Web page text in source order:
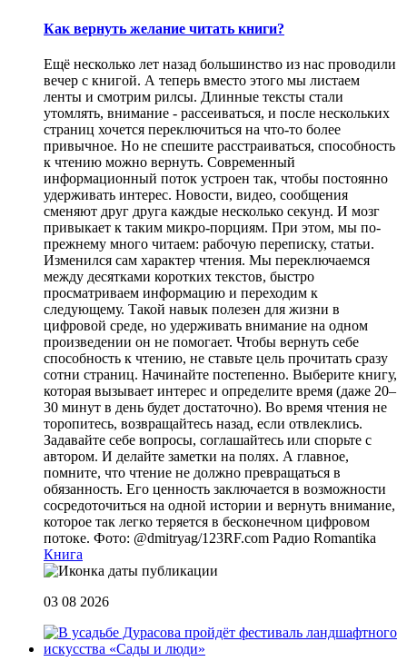
Как вернуть желание читать книги?
Eщё несколько лет назад большинство из нас проводили
вечер с книгой. А теперь вместо этого мы листаем
ленты и смотрим рилсы. Длинные тексты стали
утомлять, внимание - рассеиваться, и после нескольких
страниц хочется переключиться на что-то более
привычное. Но не спешите расстраиваться, способность
к чтению можно вернуть. Современный
информационный поток устроен так, чтобы постоянно
удерживать интерес. Новости, видео, сообщения
сменяют друг друга каждые несколько секунд. И мозг
привыкает к таким микро-порциям. При этом, мы по-
прежнему много читаем: рабочую переписку, статьи.
Изменился сам характер чтения. Мы переключаемся
между десятками коротких текстов, быстро
просматриваем информацию и переходим к
следующему. Такой навык полезен для жизни в
цифровой среде, но удерживать внимание на одном
произведении он не помогает. Чтобы вернуть себе
способность к чтению, не ставьте цель прочитать сразу
сотни страниц. Начинайте постепенно. Выберите книгу,
которая вызывает интерес и определите время (даже 20–
30 минут в день будет достаточно). Во время чтения не
торопитесь, возвращайтесь назад, если отвлеклись.
Задавайте себе вопросы, соглашайтесь или спорьте с
автором. И делайте заметки на полях. А главное,
помните, что чтение не должно превращаться в
обязанность. Его ценность заключается в возможности
сосредоточиться на одной истории и вернуть внимание,
которое так легко теряется в бесконечном цифровом
потоке. Фото: @dmitryag/123RF.com Радио Romantika
Книга
03 08 2026